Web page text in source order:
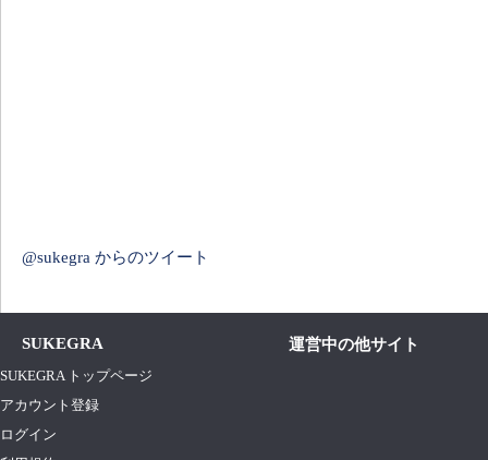
@sukegra からのツイート
SUKEGRA 運営中の他サイト
SUKEGRA トップページ
アカウント登録
ログイン